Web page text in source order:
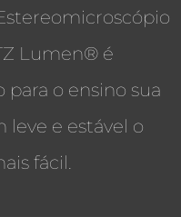
Lumen® é
o ensino sua
e estável o
fácil.